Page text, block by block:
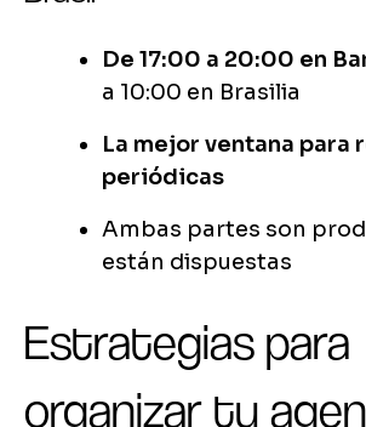
De 17:00 a 20:00 en
a 10:00 en Brasilia
La mejor ventana para
periódicas
Ambas partes son
están dispuestas
Estrategias para
organizar tu